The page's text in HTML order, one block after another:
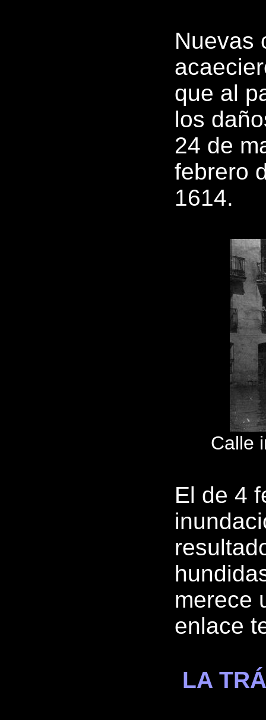
Nuevas
que al
los
24 de
febrero
1614.
Calle
El de 4
merece
enlace
LA